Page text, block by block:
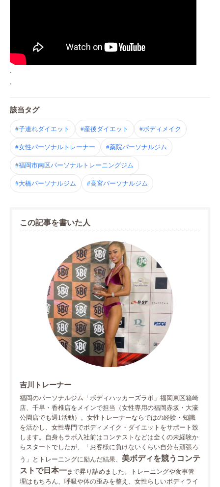
.
.
該当タグ
#子連れダイエット #産後ダイエット #ボディメイク
#女性パーソナルトレーナー #薬院パーソナルジム
#福岡市南区パーソナルトレーニングジム
#大橋パーソナルジム #高宮パーソナルジム
この記事を書いた人
吉川トレーナー
福岡のパーソナルジム「ボディハッカーズラボ」福岡東区箱崎
店、千早・香椎店をメインで担当（女性専用の福岡赤坂・大濠
公園店でも週1活動）。女性トレーナーならではの経験・知識
を活かし、女性専門でボディメイク・ダイエットをサポート致
します。自身もラボ入社前はコンテストなどは全くの未経験か
らスタートでしたが、「お客様に負けないくらい自分も頑張ろ
う」とトレーニングに励んだ結果、 美ボディを競うコンテ
ストで日本一まで昇り詰めました。トレーニングや食事管
理はもちろん、呼吸や体の歪みを整え、女性らしいボディライ